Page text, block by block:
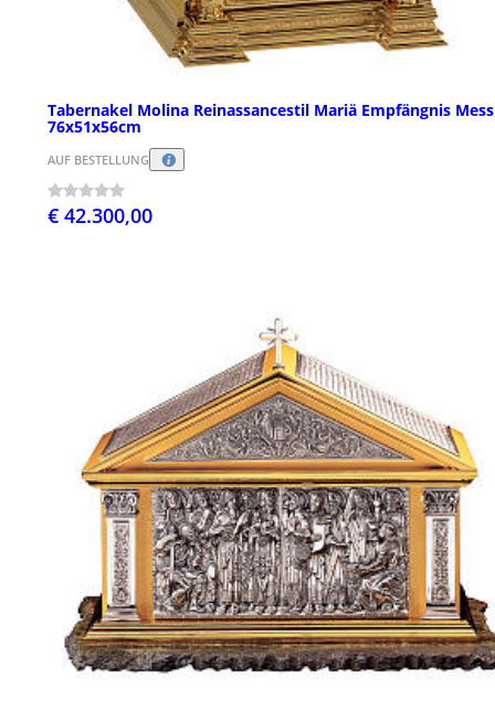
Tabernakel Molina Reinassancestil Mariä Empfängnis
76x51x56cm
AUF BESTELLUNG
€ 42.300,00